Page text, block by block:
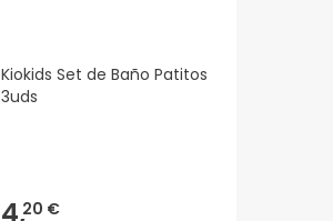
Kiokids Set de Baño Patitos
3uds
20 €